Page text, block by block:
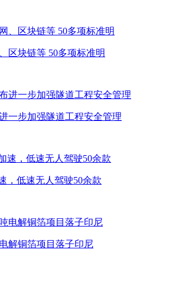
区块链等 50多项标准明
一步加强隧道工程安全管理
，低速无人驾驶50余款
解铜箔项目落子印尼